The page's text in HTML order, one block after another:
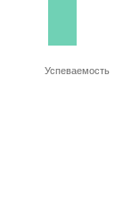
Успеваемость